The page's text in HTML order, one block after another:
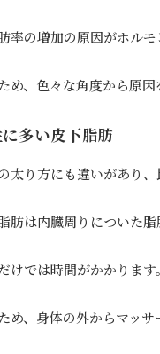
率の増加の原因がホル
め、色々な角度から原
多い皮下脂肪
太り方にも違いがあり
肪は内臓周りについた
けでは時間がかかります。
め、身体の外からマッ